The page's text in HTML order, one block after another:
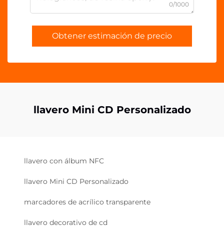
0/1000
Obtener estimación de precio
llavero Mini CD Personalizado
llavero con álbum NFC
llavero Mini CD Personalizado
marcadores de acrílico transparente
llavero decorativo de cd